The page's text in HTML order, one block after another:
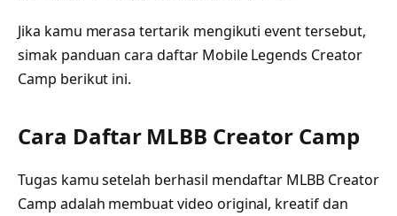
Jika kamu merasa tertarik mengikuti event tersebut,
simak panduan cara daftar Mobile Legends Creator
Camp berikut ini.
Cara Daftar MLBB Creator Camp
Tugas kamu setelah berhasil mendaftar MLBB Creator
Camp adalah membuat video original, kreatif dan